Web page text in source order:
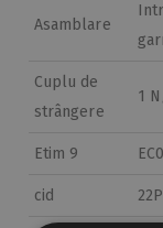
Asamblare
Cuplu de
strângere
1
Etim 9
cid